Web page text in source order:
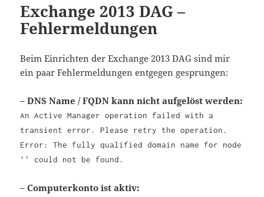
Exchange 2013 DAG –
Fehlermeldungen
Beim Einrichten der Exchange 2013 DAG sind mir
ein paar Fehlermeldungen entgegen gesprungen:
– DNS Name / FQDN kann nicht aufgelöst werden:
An Active Manager operation failed with a
transient error. Please retry the operation.
Error: The fully qualified domain name for node
'' could not be found.
– Computerkonto ist aktiv: